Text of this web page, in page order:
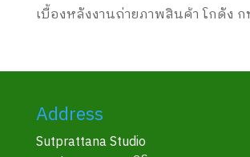
เบื้องหลังงานถ่ายภาพสินค้า โกดัง ก
Address
Sutprattana Studio